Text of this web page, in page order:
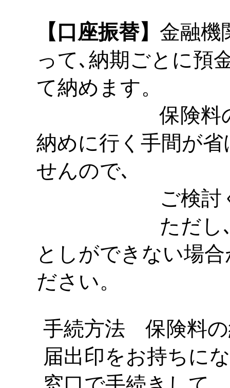
【口座振替】 金融機
って､納期ごとに預
て納めます。
保険料の納付
納めに行く手間が
せんので､
ご検討くだ
ただし､残高
としができない場
ださい。
手続方法 保険料の
届出印をお持ちに